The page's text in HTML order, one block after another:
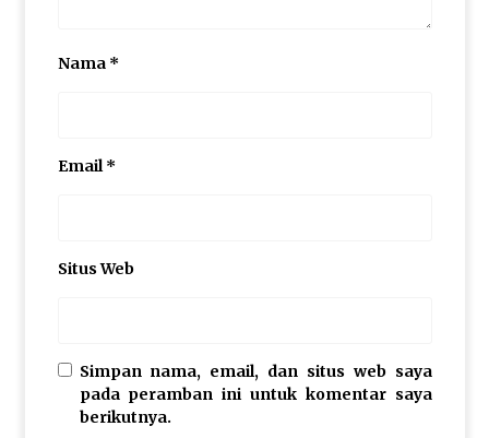
Nama *
Email *
Situs Web
Simpan nama, email, dan situs web saya
pada peramban ini untuk komentar saya
berikutnya.